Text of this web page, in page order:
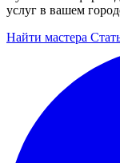
услуг в вашем
Найти мастера